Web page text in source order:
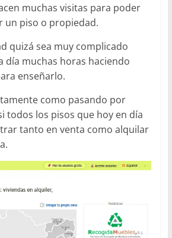
muchas visitas para poder
un piso o propiedad.
quizá sea muy complicado
día muchas horas haciendo
enseñarlo.
como pasando por
todos los pisos que hoy en día
tanto en venta como alquilar